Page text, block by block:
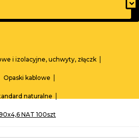
i izolacyjne, uchwyty, złączk
Opaski kablowe
naturalne
NAT 100szt